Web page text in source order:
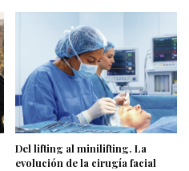
Del lifting al minilifting. La
evolución de la cirugía facial